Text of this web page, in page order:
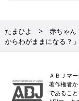
たまひよ 赤ちゃん
からわがままになる？
ＡＢＪマ
著作権者
であるこ